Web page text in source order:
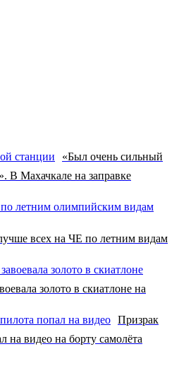
«Был очень сильный
В Махачкале на заправке
всех на ЧЕ по летним видам
золото в скиатлоне на
Призрак
видео на борту самолёта